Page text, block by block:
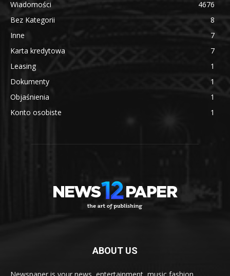
Wiadomości
4676
Bez Kategorii
8
Inne
7
Karta kredytowa
7
Leasing
1
Dokumenty
1
Objaśnienia
1
Konto osobiste
1
ABOUT US